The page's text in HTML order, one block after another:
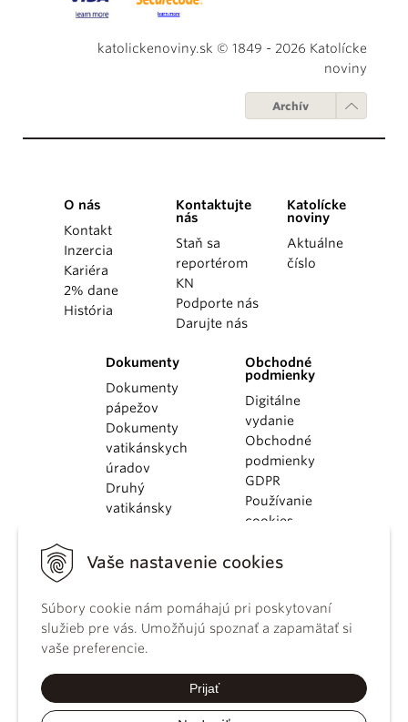
Vaše nastavenie cookies
Súbory cookie nám pomáhajú pri poskytovaní
služieb pre vás. Umožňujú spoznať a zapamätať si
vaše preferencie.
Prijať
katolickenoviny.sk © 1849 - 2026 Katolícke
noviny
Archív
O nás
Kontakt
Inzercia
Kariéra
2% dane
História
Kontaktujte
nás
Staň sa
reportérom
KN
Podporte nás
Darujte nás
Katolícke
noviny
Aktuálne
číslo
Dokumenty
Dokumenty
pápežov
Dokumenty
vatikánskych
úradov
Druhý
vatikánsky
KBS
kánonického
práva
Katechizmus
Obchodné
podmienky
Digitálne
vydanie
Obchodné
podmienky
GDPR
Používanie
cookies